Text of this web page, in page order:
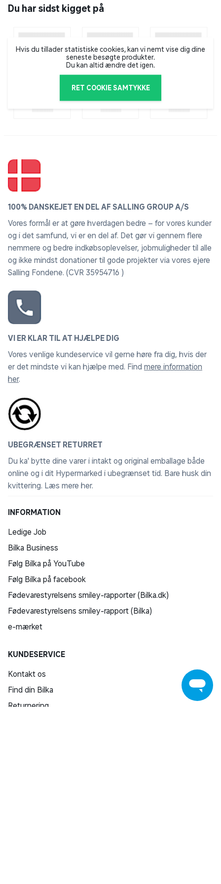
en del af fortællingen.
Vælg opret position til klassisk TV-kigning, eller tilt
skærmen 8 grader bagud for brug som personlig
skærm. Perfekt til både underholdning og
Støjreduktion
filtrerer hver enkelt frame og giver enestående klarhed
– både i hurtige actionsekvenser og i mørke scener.
Nyd hver eneste detalje.
FHD-opløsning
Se detaljerne skarpt og tydeligt
Nyd skarpe og klare billeder med en FHD-skærm. Et
levende farvespektrum og brede betragtningsvinkler
gør den daglige visning til en konstant fornøjelse.
Når lys møder mørke
Oplev Hisense’s Høj Kontrast, hvor dybe sorte toner
og lysende hvide nuancer smelter sammen. Silhuetter
og højlys træder tydeligt frem, og hver scene
Game Mode
Kæmp dig til toppen af ranglisten
Sig farvel til forsinkelse, der ødelægger spillet. Hisense
Game Mode reducerer input lag til blot 16 ms. Bevæg
dig med præcision, reager i realtid, og tag sejren hjem
VIDAA Smart TV
Nem. Hurtig. Sikker. Global og lokal underholdning.
Velkommen til fremtidens TV! Vores avancerede
lokale indhold ét sted – skræddersyet til dine
af uendelig underholdning med topserier, storfilm og
meget mere – alt sammen personligt tilpasset og let
Play og ViaPlay. Opgrader din seeroplevelse i dag, og
tag kontrollen over din underholdning!
Del til TV
At skifte mellem enheder er fortid. Med Hisense Share
enhed til TV’et. Spejl eller del – valget er dit, og det er
Du har sidst kigget på
Hvis du tillader statistiske cookies, kan vi nemt vise dig dine
seneste besøgte produkter.
Du kan altid ændre det igen.
RET COOKIE SAMTYKKE
100% DANSKEJET EN DEL AF SALLING GROUP A/S
Vores formål er at gøre hverdagen bedre – for vores kunder
og i det samfund, vi er en del af. Det gør vi gennem flere
nemmere og bedre indkøbsoplevelser, jobmuligheder til alle
og ikke mindst donationer til gode projekter via vores ejere
Salling Fondene. (CVR 35954716 )
VI ER KLAR TIL AT HJÆLPE DIG
Vores venlige kundeservice vil gerne høre fra dig, hvis der
er det mindste vi kan hjælpe med. Find mere information
her.
UBEGRÆNSET RETURRET
Du ka' bytte dine varer i intakt og original emballage både
online og i dit Hypermarked i ubegrænset tid. Bare husk din
kvittering. Læs mere her.
INFORMATION
Ledige Job
Bilka Business
Følg Bilka på YouTube
Følg Bilka på facebook
Fødevarestyrelsens smiley-rapporter (Bilka.dk)
Fødevarestyrelsens smiley-rapport (Bilka)
e-mærket
KUNDESERVICE
Kontakt os
Find din Bilka
Returnering